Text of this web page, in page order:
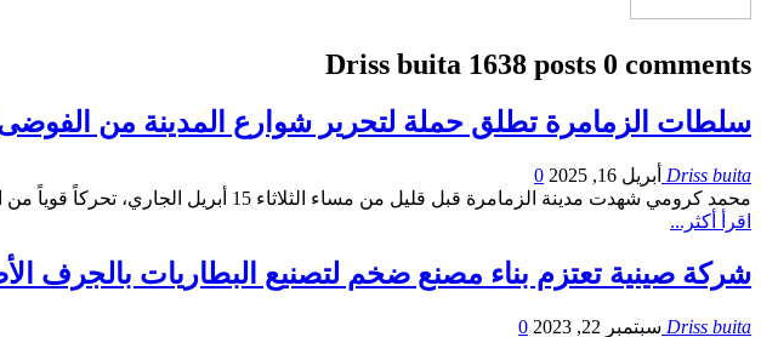
Driss buita 1638 posts 0 comments
سلطات الزمامرة تطلق حملة لتحرير شوارع المدينة من
Driss buita أبريل 16, 2025
0
محمد كرومي شهدت مدينة الزمامرة قبل قليل من مساء الثلاثاء 15 أبريل الجاري، تحركاً قوياً من السلطات المحلية لتحرير الملك العمومي من حالة التسيب التي باتت تؤرق الساكنة. الحملة شكلت…
اقرأ أكثر...
شركة صينية تعتزم بناء مصنع ضخم لتصنيع البطاريات بالجرف الأصفر بقيمة 2
Driss buita سبتمبر 22, 2023
0